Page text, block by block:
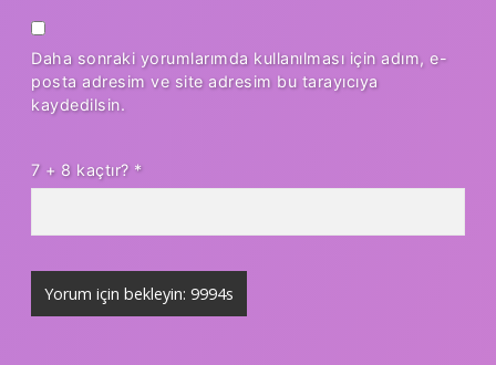
Daha sonraki yorumlarımda kullanılması için adım, e-
posta adresim ve site adresim bu tarayıcıya
kaydedilsin.
7 + 8 kaçtır? *